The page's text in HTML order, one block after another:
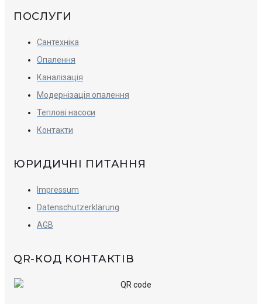
ПОСЛУГИ
Сантехніка
Опалення
Каналізація
Модернізація опалення
Теплові насоси
Контакти
ЮРИДИЧНІ ПИТАННЯ
Impressum
Datenschutzerklärung
AGB
QR-КОД КОНТАКТІВ